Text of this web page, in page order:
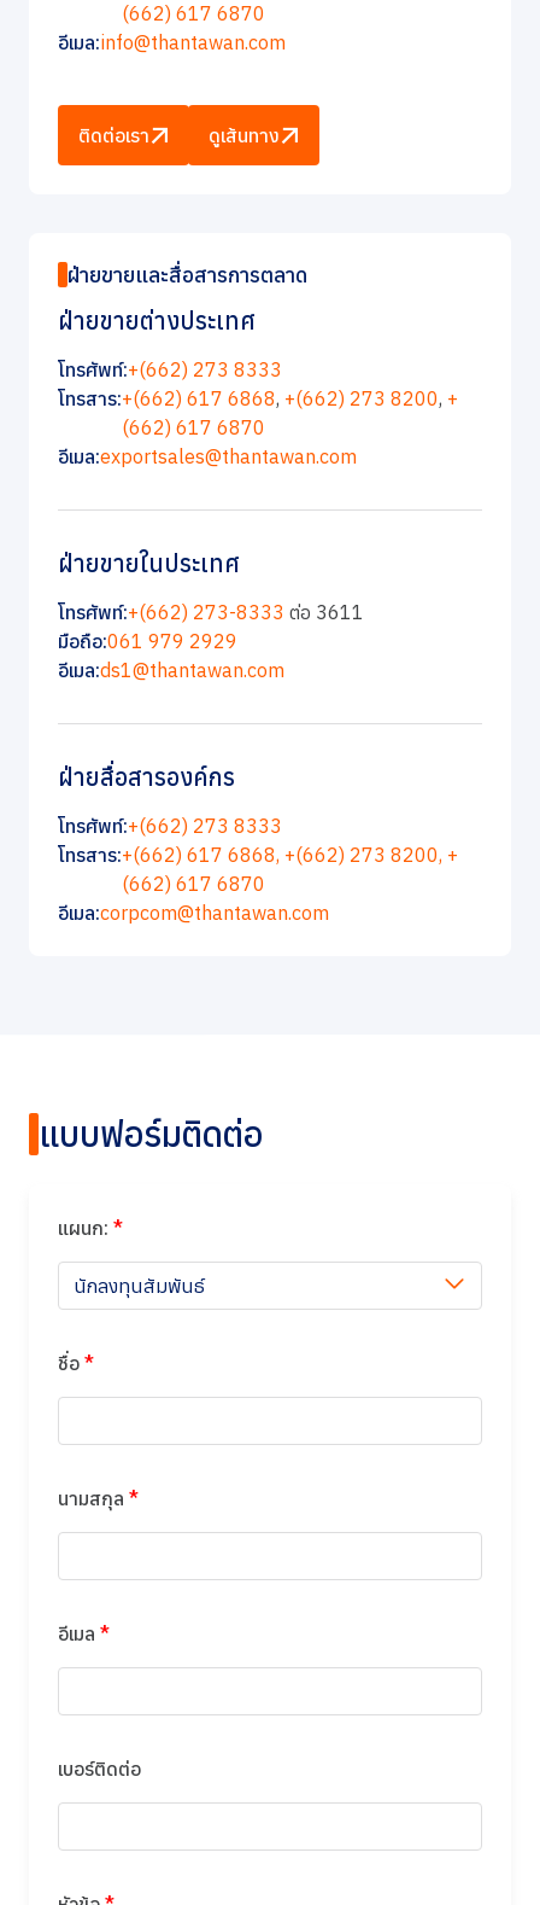
(662) 617 6870
อีเมล:info@thantawan.com
ติดต่อเรา ดูเส้นทาง
ฝ่ายขายและสื่อสารการตลาด
ฝ่ายขายต่างประเทศ
โทรศัพท์:+(662) 273 8333
โทรสาร:+(662) 617 6868, +(662) 273 8200, +
(662) 617 6870
อีเมล:exportsales@thantawan.com
ฝ่ายขายในประเทศ
โทรศัพท์:+(662) 273-8333 ต่อ 3611
มือถือ:061 979 2929
อีเมล:ds1@thantawan.com
ฝ่ายสื่อสารองค์กร
โทรศัพท์:+(662) 273 8333
โทรสาร:+(662) 617 6868, +(662) 273 8200, +
(662) 617 6870
อีเมล:corpcom@thantawan.com
แบบฟอร์มติดต่อ
แผนก: *
นักลงทุนสัมพันธ์
ชื่อ *
นามสกุล *
อีเมล *
เบอร์ติดต่อ